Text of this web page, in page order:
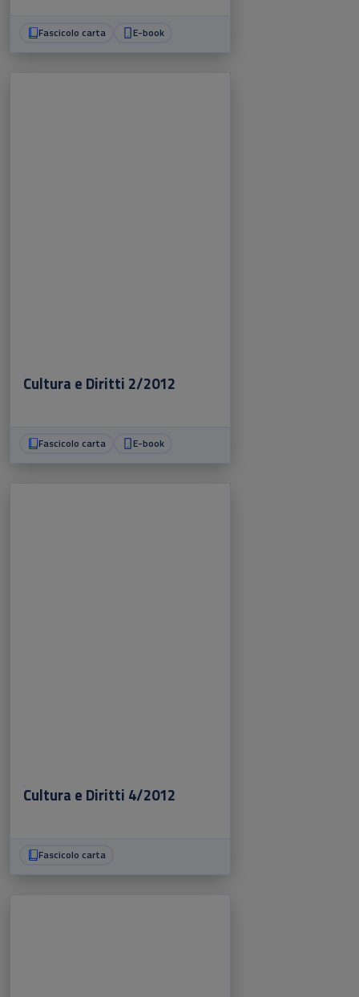
Fascicolo carta E-book
Cultura e Diritti 2/2012
Fascicolo carta E-book
Cultura e Diritti 4/2012
Fascicolo carta